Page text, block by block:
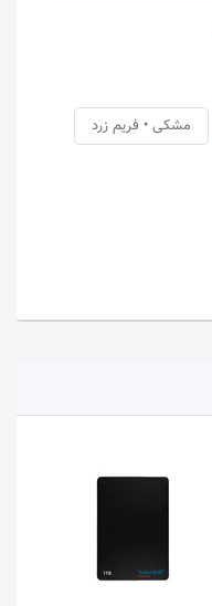
مشکی • فریم زرد